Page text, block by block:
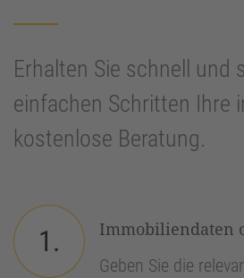
Erhalten Sie schnell und
einfachen Schritten Ihre
kostenlose Beratung.
1.
Immobiliendaten
Geben Sie die